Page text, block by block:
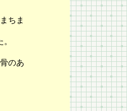
ちま
のあ